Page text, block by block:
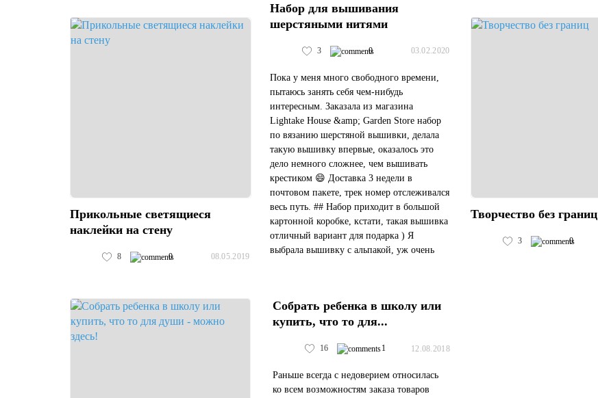
Набор для вышивания
шерстяными нитями
3 0 03.02.2020
Пока у меня много свободного времени,
пытаюсь занять себя чем-нибудь
интересным. Заказала из магазина
Lightake House &amp; Garden Store набор
по вязанию шерстяной вышивки, делала
такую вышивку впервые, оказалось это
дело немного сложнее, чем вышивать
крестиком 😄 Доставка 3 недели в
почтовом пакете, трек номер отслеживался
весь путь. ## Набор приходит в большой
картонной коробке, кстати, такая вышивка
отличный вариант для подарка ) Я
выбрала вышивку с альпакой, уж очень
Прикольные светящиеся
наклейки на стену
8 0 08.05.2019
Творчество без границ
3 0
Собрать ребенка в школу или
купить, что то для...
16 1 12.08.2018
Раньше всегда с недоверием относилась
ко всем возможностям заказа товаров